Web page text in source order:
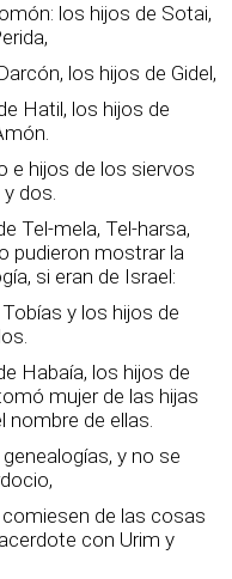
los hijos de Sotai,
los hijos de Gidel,
Hatil, los hijos de
e hijos de los siervos
dos.
Tel-mela, Tel-harsa,
pudieron mostrar la
si eran de Israel:
y los hijos de
Habaía, los hijos de
mujer de las hijas
nombre de ellas.
y no se
de las cosas
con Urim y